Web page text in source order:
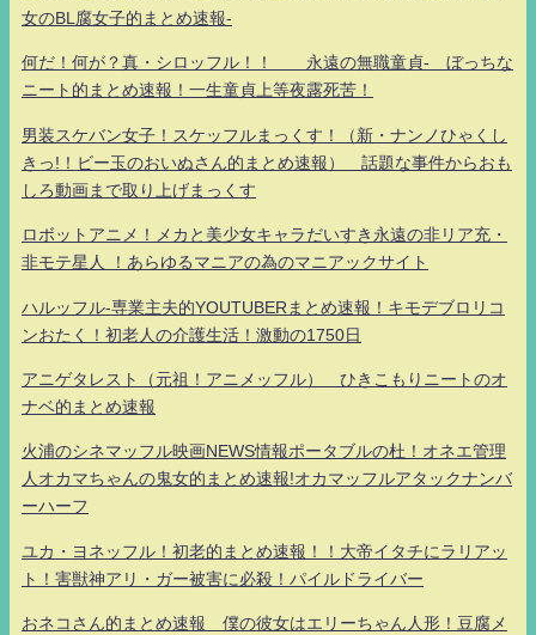
女のBL腐女子的まとめ速報-
何だ！何が？真・シロッフル！！ 永遠の無職童貞- ぼっちな
ニート的まとめ速報！一生童貞上等夜露死苦！
男装スケバン女子！スケッフルまっくす！（新・ナンノひゃくし
きっ!！ビー玉のおいぬさん的まとめ速報） 話題な事件からおも
しろ動画まで取り上げまっくす
ロボットアニメ！メカと美少女キャラだいすき永遠の非リア充・
非モテ星人 ！あらゆるマニアの為のマニアックサイト
ハルッフル-専業主夫的YOUTUBERまとめ速報！キモデブロリコ
ンおたく！初老人の介護生活！激動の1750日
アニゲタレスト（元祖！アニメッフル） ひきこもりニートのオ
ナベ的まとめ速報
火浦のシネマッフル映画NEWS情報ポータブルの杜！オネエ管理
人オカマちゃんの鬼女的まとめ速報!オカマッフルアタックナンバ
ーハーフ
ユカ・ヨネッフル！初老的まとめ速報！！大帝イタチにラリアッ
ト！害獣神アリ・ガー被害に必殺！パイルドライバー
おネコさん的まとめ速報 僕の彼女はエリーちゃん人形！豆腐メ